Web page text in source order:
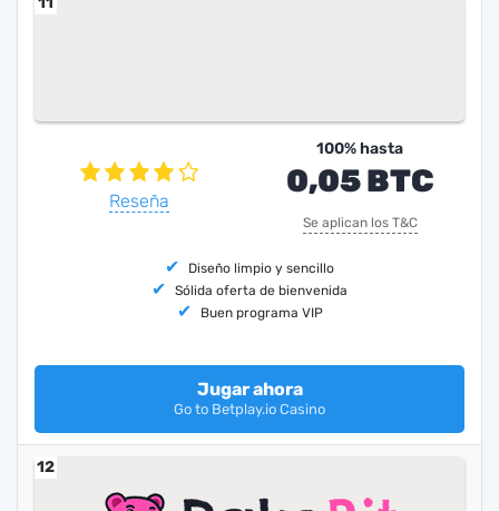
Reseña
100% hasta
0,05 BTC
Se aplican los T&C
Diseño limpio y sencillo
Sólida oferta de bienvenida
Buen programa VIP
Jugar ahora
Go to Betplay.io Casino
12